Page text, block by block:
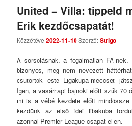
United – Villa: tippeld
Erik kezdőcsapatát!
Közzétéve2022-11-10Szerző:Strigo
A sorsolásnak, a fogalmatlan FA-nek,
bizonyos, meg nem nevezett
csütörtök este Ligakupa-meccset
Igen, a vasárnapi bajnoki előtt szűk 70
mi is a vébé kezdete előtt mindössze
kezdünk az első idei libakuba
azonnal Premier League csapat ellen.